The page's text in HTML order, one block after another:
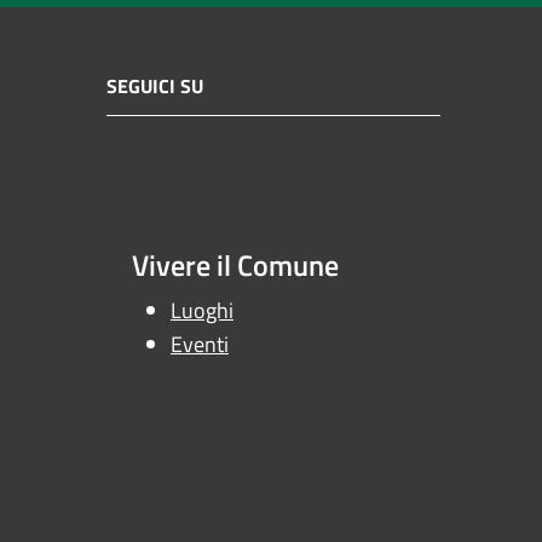
SEGUICI SU
Vivere il Comune
Luoghi
Eventi